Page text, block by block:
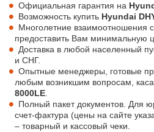
Официальная гарантия на
Возможность купить Hyundai
Многолетние взаимоотношения
предоставить Вам минимальную
Доставка в любой населенный
и СНГ.
Опытные менеджеры, готовые
любым возникшим вопросам,
8000LE.
Полный пакет документов. Для
счет-фактура (цены на сайте
– товарный и кассовый чеки.